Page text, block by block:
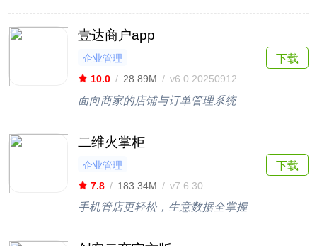
壹达商户app
企业管理
10.0 / 28.89M / v6.0.20250912
面向商家的店铺与订单管理系统
下载
二维火掌柜
企业管理
7.8 / 183.34M / v7.6.30
手机管店更轻松，生意数据全掌握
下载